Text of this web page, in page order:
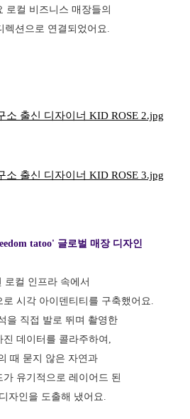
로컬 비즈니스 매장들의
렉션으로 연결되었어요.
tatoo' 글로벌 매장 디자인
로컬 인프라 속에서
시각 아이덴티티를 구축했어요.
을 직접 발로 뛰며 촬영한
진 데이터를 콜라주하여,
때 묻지 않은 자연과
가 유기적으로 레이어드 된
자인을 도출해 냈어요.